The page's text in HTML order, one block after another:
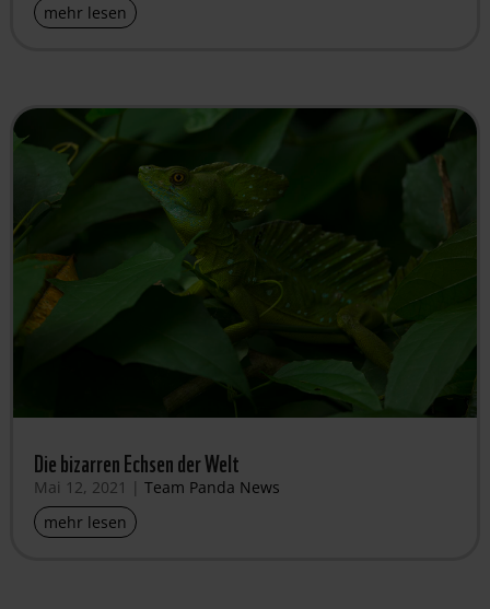
mehr lesen
Die bizarren Echsen der Welt
Mai 12, 2021 | Team Panda News
mehr lesen